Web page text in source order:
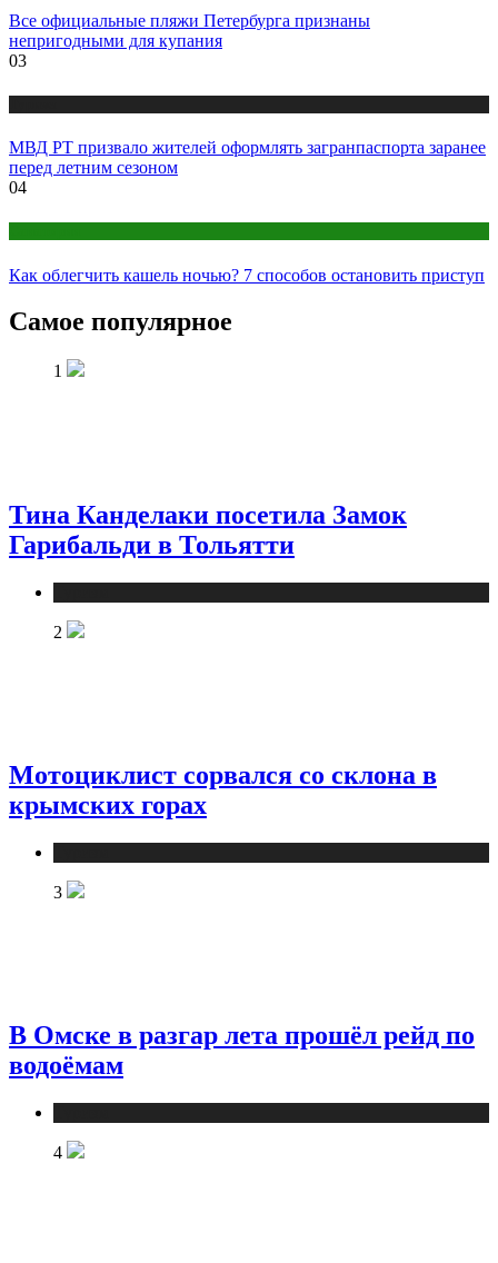
Все официальные пляжи Петербурга признаны
непригодными для купания
03
МВД РТ призвало жителей оформлять загранпаспорта заранее
перед летним сезоном
04
Как облегчить кашель ночью? 7 способов остановить приступ
Самое популярное
1
Тина Канделаки посетила Замок
Гарибальди в Тольятти
2
Мотоциклист сорвался со склона в
крымских горах
3
В Омске в разгар лета прошёл рейд по
водоёмам
4